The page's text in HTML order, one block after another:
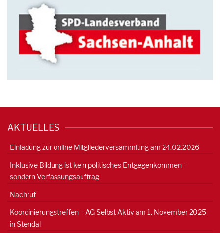
AKTUELLES
Einladung zur online Mitgliederversammlung am 24.02.2026
Inklusive Bildung ist kein politisches Entgegenkommen –
sondern Verfassungsauftrag
Nachruf
Koordinierungstreffen – AG Selbst Aktiv am 1. November 2025
in Stendal